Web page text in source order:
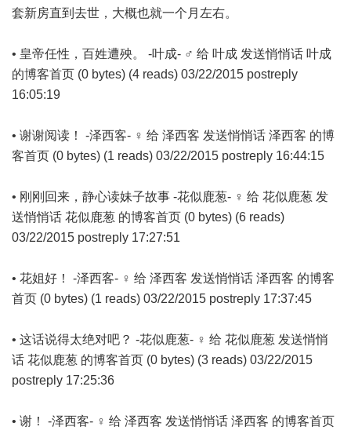
套新房直到去世，大概也就一个月左右。
• 皇帝任性，百姓遭殃。 -叶成- ♂ 给 叶成 发送悄悄话 叶成
的博客首页 (0 bytes) (4 reads) 03/22/2015 postreply
16:05:19
• 谢谢阅读！ -泽西客- ♀ 给 泽西客 发送悄悄话 泽西客 的博
客首页 (0 bytes) (1 reads) 03/22/2015 postreply 16:44:15
• 刚刚回来，静心读妹子故事 -花似鹿葱- ♀ 给 花似鹿葱 发
送悄悄话 花似鹿葱 的博客首页 (0 bytes) (6 reads)
03/22/2015 postreply 17:27:51
• 花姐好！ -泽西客- ♀ 给 泽西客 发送悄悄话 泽西客 的博客
首页 (0 bytes) (1 reads) 03/22/2015 postreply 17:37:45
• 这话说得太绝对吧？ -花似鹿葱- ♀ 给 花似鹿葱 发送悄悄
话 花似鹿葱 的博客首页 (0 bytes) (3 reads) 03/22/2015
postreply 17:25:36
• 谢！ -泽西客- ♀ 给 泽西客 发送悄悄话 泽西客 的博客首页